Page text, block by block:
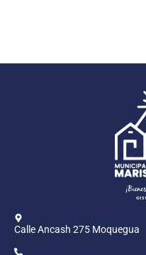
Calle Ancash 275 Moquegua